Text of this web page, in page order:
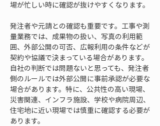
場が忙しい時に確認が抜けやすくなります。
発注者や元請との確認も重要です。工事や測
量業務では、成果物の扱い、写真の利用範
囲、外部公開の可否、広報利用の条件などが
契約や協議で決まっている場合があります。
自社の判断では問題ないと思っても、発注者
側のルールでは外部公開に事前承認が必要な
場合があります。特に、公共性の高い現場、
災害関連、インフラ施設、学校や病院周辺、
住宅地に近い現場では慎重に確認する必要が
あります。